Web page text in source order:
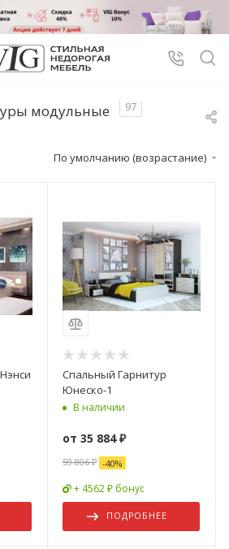
модульные 97
По умолчанию (возрастание)
Спальный Гарнитур
Юнеско-1
В наличии
от 35 884 ₽
59 806 ₽ -40%
+ 4562 ₽ бонус
ПОДРОБНЕЕ